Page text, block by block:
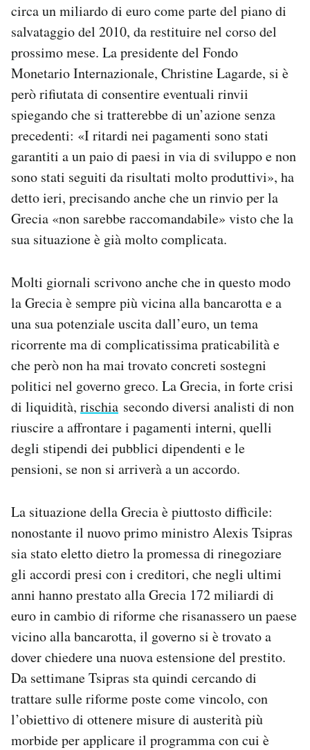
Regala il Post
Hai bisogno di aiuto?
circa un miliardo di euro come parte del piano di
salvataggio del 2010, da restituire nel corso del
prossimo mese. La presidente del Fondo
Monetario Internazionale, Christine Lagarde, si è
però rifiutata di consentire eventuali rinvii
spiegando che si tratterebbe di un’azione senza
precedenti: «I ritardi nei pagamenti sono stati
garantiti a un paio di paesi in via di sviluppo e non
sono stati seguiti da risultati molto produttivi», ha
detto ieri, precisando anche che un rinvio per la
Grecia «non sarebbe raccomandabile» visto che la
sua situazione è già molto complicata.
Molti giornali scrivono anche che in questo modo
la Grecia è sempre più vicina alla bancarotta e a
una sua potenziale uscita dall’euro, un tema
ricorrente ma di complicatissima praticabilità e
che però non ha mai trovato concreti sostegni
politici nel governo greco. La Grecia, in forte crisi
di liquidità, rischia secondo diversi analisti di non
riuscire a affrontare i pagamenti interni, quelli
degli stipendi dei pubblici dipendenti e le
pensioni, se non si arriverà a un accordo.
La situazione della Grecia è piuttosto difficile:
nonostante il nuovo primo ministro Alexis Tsipras
sia stato eletto dietro la promessa di rinegoziare
gli accordi presi con i creditori, che negli ultimi
anni hanno prestato alla Grecia 172 miliardi di
euro in cambio di riforme che risanassero un paese
vicino alla bancarotta, il governo si è trovato a
dover chiedere una nuova estensione del prestito.
Da settimane Tsipras sta quindi cercando di
trattare sulle riforme poste come vincolo, con
l’obiettivo di ottenere misure di austerità più
morbide per applicare il programma con cui è